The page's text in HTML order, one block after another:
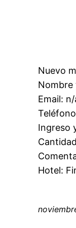
Nuevo
Nombre
Email: n/
Ingreso
Hotel: